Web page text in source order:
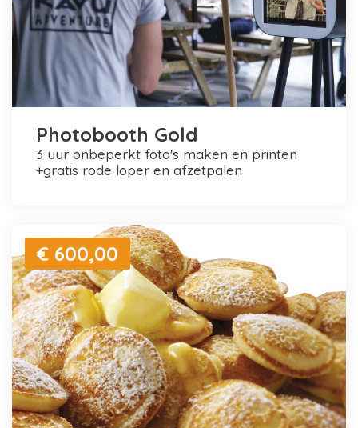
Photobooth Gold
3 uur onbeperkt foto's maken en printen
+gratis rode loper en afzetpalen
€ 600,00